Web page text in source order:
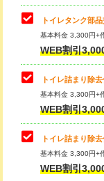
トイレタンク部
基本料金 3,300円+
WEB割引
トイレ詰まり除
基本料金 3,300円+
WEB割引
トイレ詰まり除
基本料金 3,300円+
WEB割引